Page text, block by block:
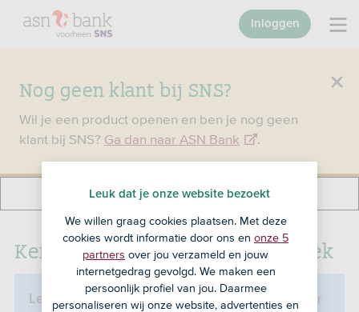
Nog geen klant bij SNS?
Wil je een product openen en ben je nog geen
klant bij SNS? Ga dan naar ASN Bank .
Inloggen
Kenmerken SNS Spaarhypotheek
Let op:
De SNS Spaarhypotheek kun je niet meer
Leuk dat je onze website bezoekt
We willen graag cookies plaatsen. Met deze
cookies wordt informatie door ons en onze 5
partners over jou verzameld en jouw
internetgedrag gevolgd. We maken een
persoonlijk profiel van jou. Daarmee
personaliseren wij onze website, advertenties en